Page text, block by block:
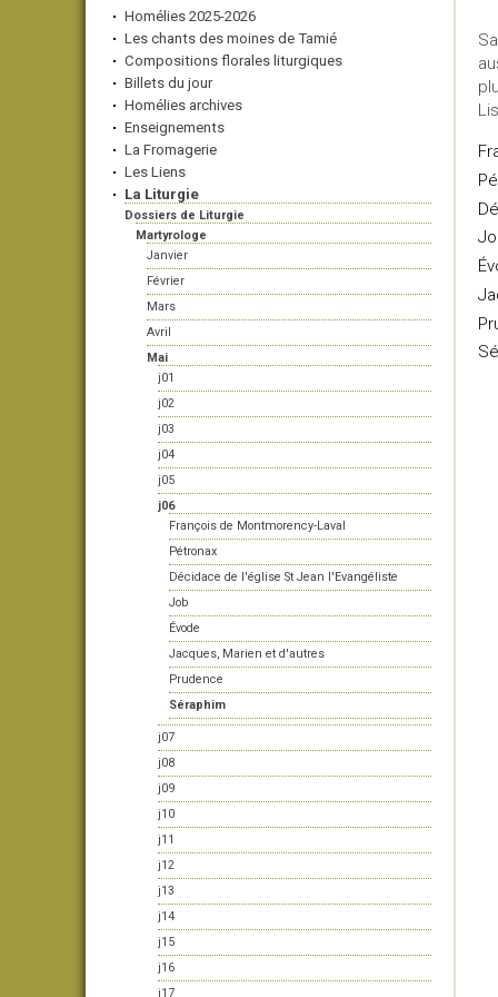
Homélies 2025-2026
Les chants des moines de Tamié
Compositions florales liturgiques
Billets du jour
Homélies archives
Enseignements
La Fromagerie
Les Liens
La Liturgie
Dossiers de Liturgie
Martyrologe
Janvier
Février
Mars
Avril
Mai
j01
j02
j03
j04
j05
j06
François de Montmorency-Laval
Pétronax
Décidace de l'église St Jean l'Evangéliste
Job
Évode
Jacques, Marien et d'autres
Prudence
Séraphim
j07
j08
j09
j10
j11
j12
j13
j14
j15
j16
j17